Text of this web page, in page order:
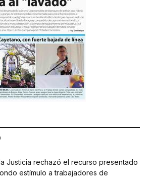
Justicia rechazó el recurso presentado
estímulo a trabajadores de